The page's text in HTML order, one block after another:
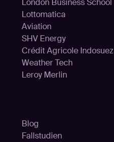
London Business School
Lottomatica
Aviation
SHV Energy
Crédit Agricole Indosuez
Weather Tech
Leroy Merlin
Blog
Fallstudien